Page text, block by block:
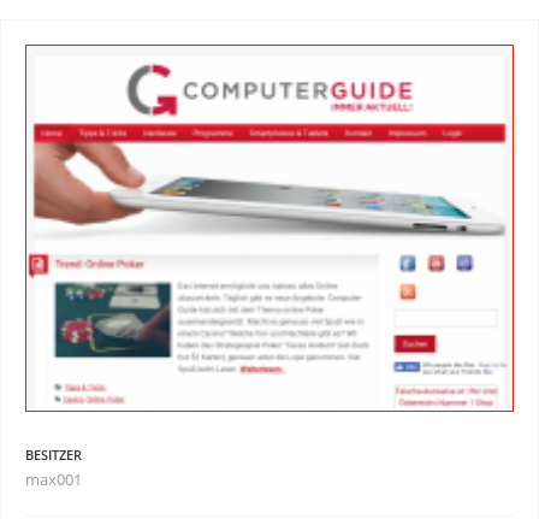
BESITZER
max001